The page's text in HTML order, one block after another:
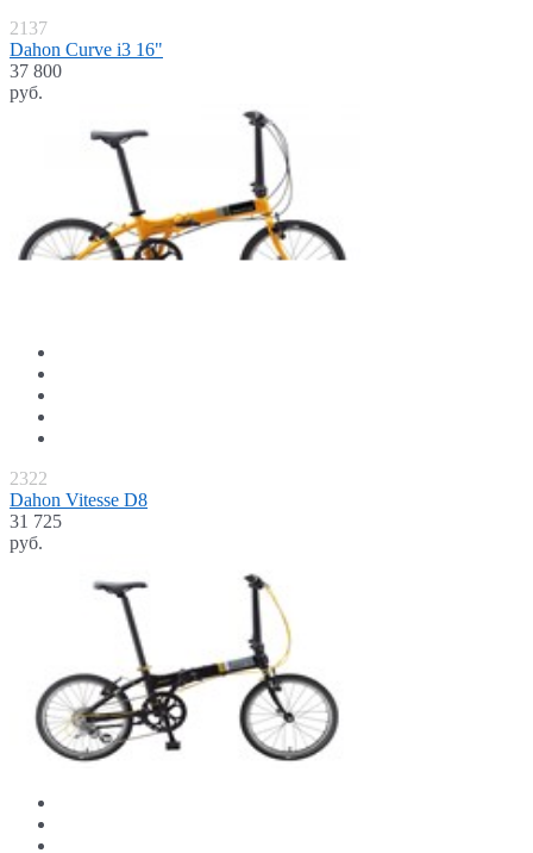
2137
Dahon Сurve i3 16"
37 800
руб.
2322
Dahon Vitesse D8
31 725
руб.